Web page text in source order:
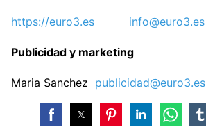
https://euro3.es info@euro3.es
Publicidad y marketing
Maria Sanchez publicidad@euro3.es